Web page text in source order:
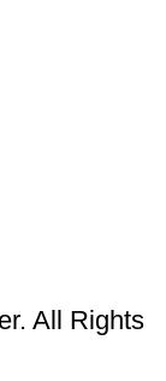
All Rights